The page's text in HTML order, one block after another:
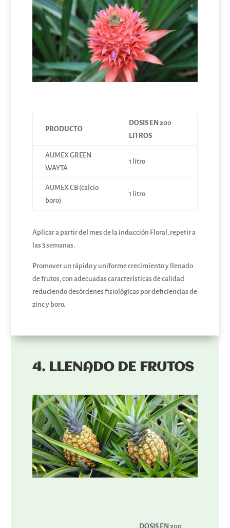
PRODUCTO
DOSIS EN 200
LITROS
AUMEX GREEN
WAYTA
1 litro
AUMEX CB (calcio
boro)
1 litro
Aplicar a partir del mes de la inducción Floral, repetir a
las 3 semanas.
Promover un rápido y uniforme crecimiento y llenado
de frutos, con adecuadas características de calidad
reduciendo desórdenes fisiológicas por deficiencias de
zinc y boro.
4. LLENADO DE FRUTOS
DOSIS EN 200